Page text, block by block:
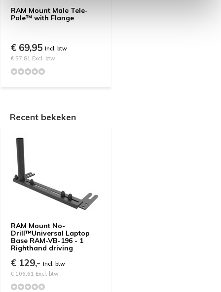
RAM Mount Male Tele-
Pole™ with Flange
€ 69,95 Incl. btw
€ 57,81 Excl. btw
Recent bekeken
RAM Mount No-
Drill™Universal Laptop
Base RAM-VB-196 - 1
Righthand driving
€ 129,- Incl. btw
€ 106,61 Excl. btw